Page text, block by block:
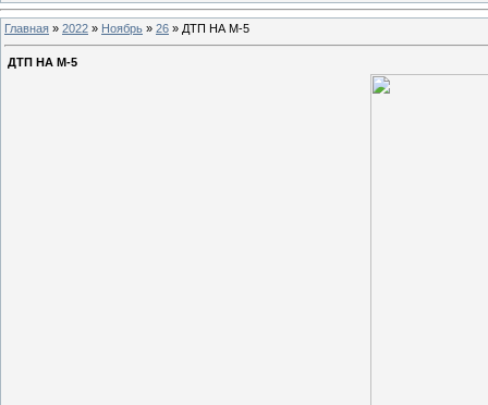
Главная » 2022 » Ноябрь » 26 » ДТП НА М-5
ДТП НА М-5